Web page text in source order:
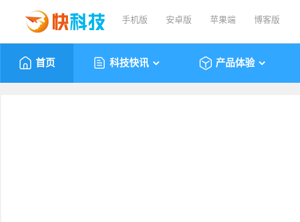
手机版 安卓版 苹果端 博客版
首页 科技快讯 产品体验